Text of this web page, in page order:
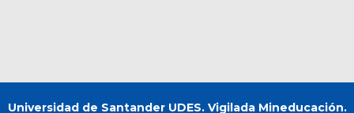
Universidad de Santander UDES. Vigilada Mineducación.